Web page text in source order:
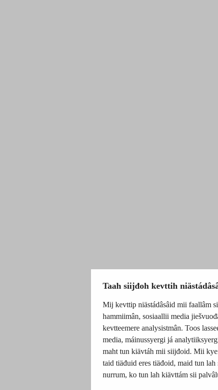
Taah siijđoh kevttih
Mij kevttip niästádâsâid mii faallâm
hammiimân, sosiaallii media
kevtteemere analysistmân. Toos
media, máinussyergi já
maht tun kiävtáh mii siijđoid. Mii
taid tiäđuid eres tiäđoid, maid tun
nurrum, ko tun lah kiävttám sii